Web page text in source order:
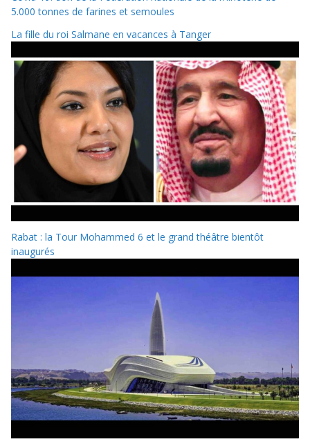
5.000 tonnes de farines et semoules
La fille du roi Salmane en vacances à Tanger
Rabat : la Tour Mohammed 6 et le grand théâtre bientôt
inaugurés